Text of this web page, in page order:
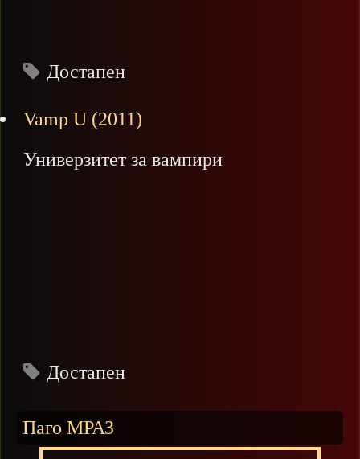
Достапен
Vamp U (2011)
Универзитет за вампири
Достапен
Паго МРАЗ